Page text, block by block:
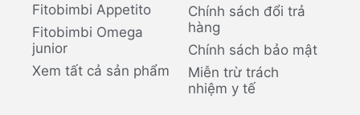
Fitobimbi Appetito
Fitobimbi Omega
junior
Xem tất cả sản phẩm
Chính sách đổi trả
hàng
Chính sách bảo mật
Miễn trừ trách
nhiệm y tế